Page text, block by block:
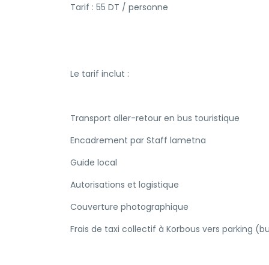
Tarif : 55 DT / personne
Le tarif inclut :
Transport aller-retour en bus touristique
Encadrement par Staff lametna
Guide local
Autorisations et logistique
Couverture photographique
Frais de taxi collectif à Korbous vers parking